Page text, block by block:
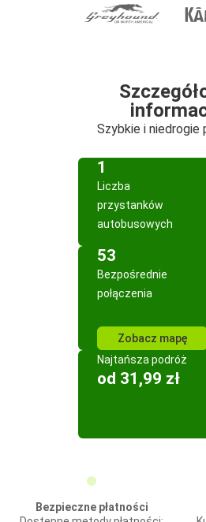
Szybkie i niedrogie
1
Liczba
przystanków
autobusowych
53
Bezpośrednie
połączenia
Zobacz mapę
Najtańsza podróż
od 31,99 zł
Bezpieczne płatności